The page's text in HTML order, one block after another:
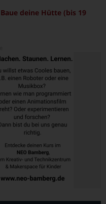
deine Hütte (bis 19